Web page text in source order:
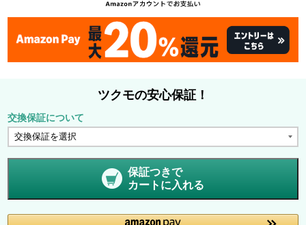
ツクモの安心保証！
交換保証について
保証つきで
カートに入れる